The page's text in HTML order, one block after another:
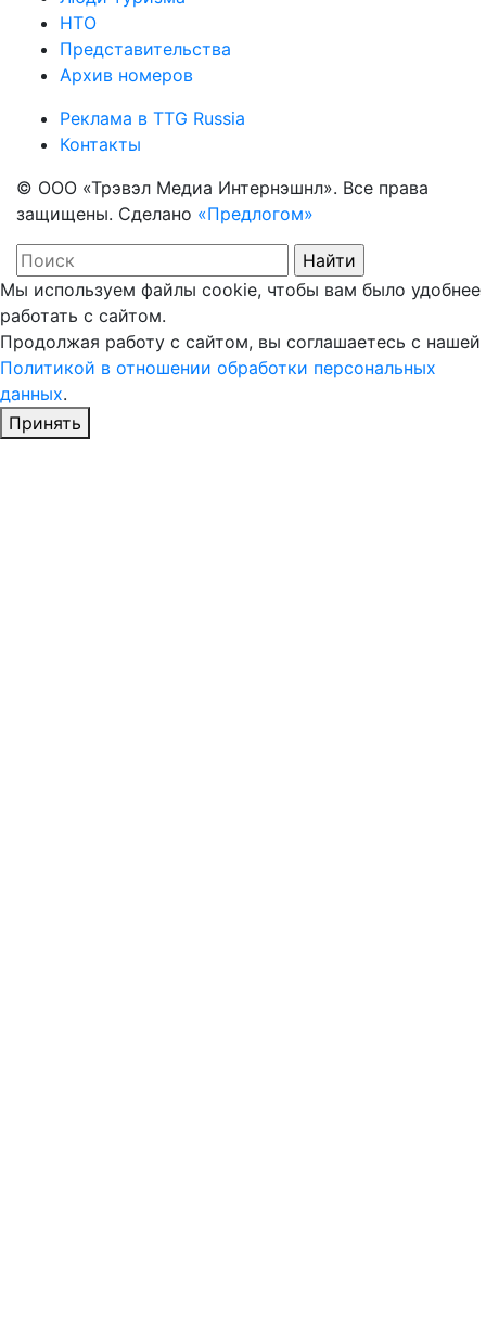
НТО
Представительства
Архив номеров
Реклама в TTG Russia
Контакты
© ООО «Трэвэл Медиа Интернэшнл». Все права
защищены. Сделано «Предлогом»
Мы используем файлы cookie, чтобы вам было удобнее
работать с сайтом.
Продолжая работу с сайтом, вы соглашаетесь с нашей
Политикой в отношении обработки персональных
данных.
Принять